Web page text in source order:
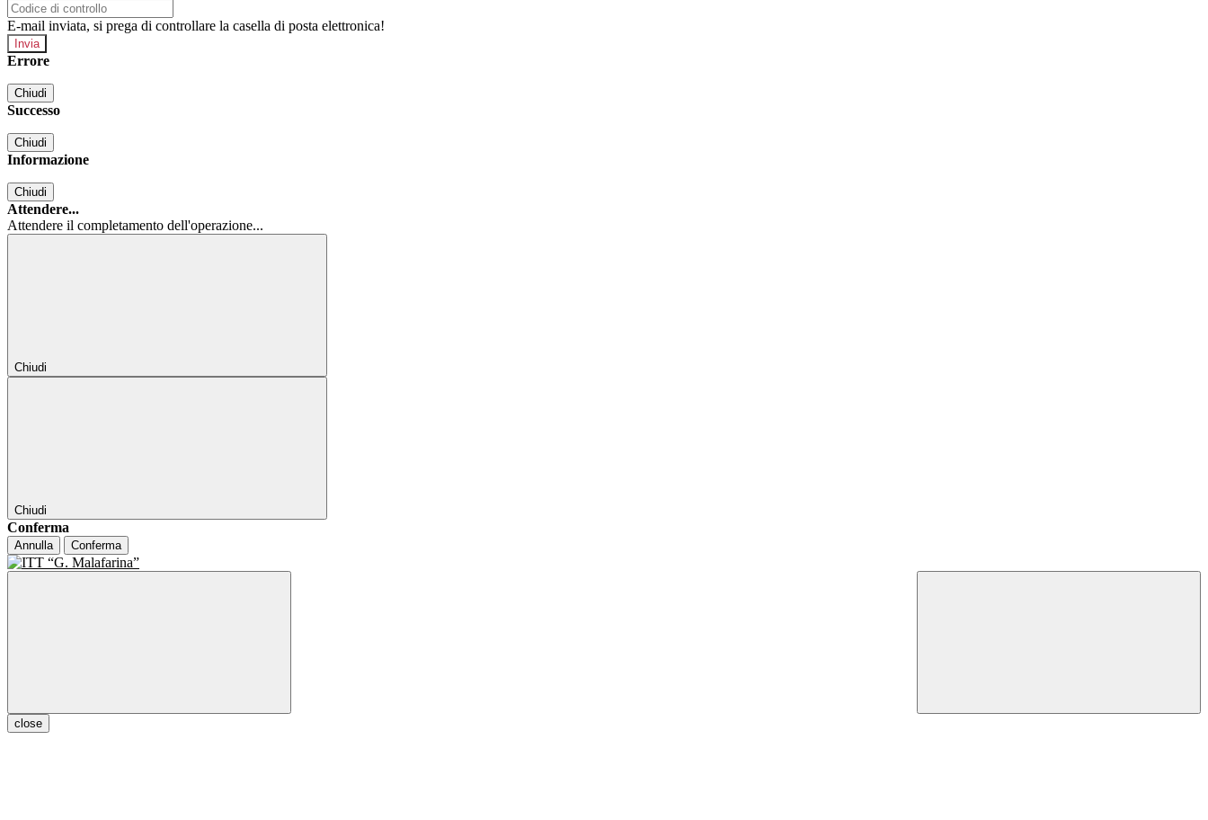
E-mail inviata, si prega di controllare la casella di posta elettronica!
Errore
Chiudi
Successo
Chiudi
Informazione
Chiudi
Attendere...
Attendere il completamento dell'operazione...
Chiudi
Chiudi
Conferma
Annulla Conferma
close